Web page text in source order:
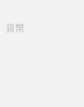
貨幣